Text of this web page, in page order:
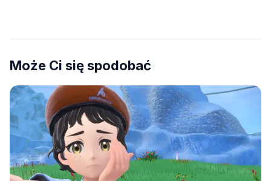
Może Ci się spodobać